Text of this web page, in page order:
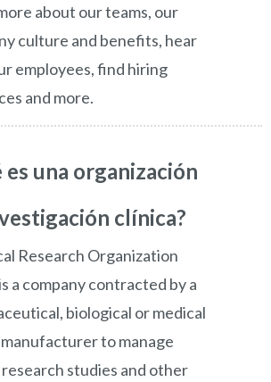
about our teams, our
culture and benefits, hear
employees, find hiring
and more.
es una organización
clínica?
Research Organization
a company contracted by a
biological or medical
to manage
studies and other